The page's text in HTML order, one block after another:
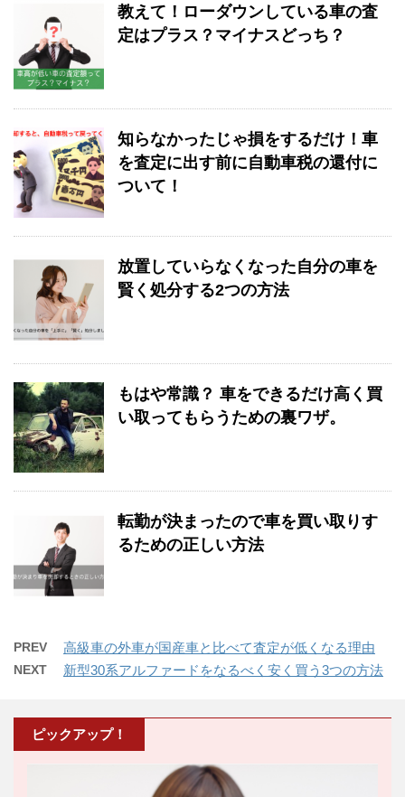
教えて！ローダウンしている車の査
定はプラス？マイナスどっち？
知らなかったじゃ損をするだけ！車
を査定に出す前に自動車税の還付に
ついて！
放置していらなくなった自分の車を
賢く処分する2つの方法
もはや常識？ 車をできるだけ高く買
い取ってもらうための裏ワザ。
転勤が決まったので車を買い取りす
るための正しい方法
PREV 高級車の外車が国産車と比べて査定が低くなる理由
NEXT 新型30系アルファードをなるべく安く買う3つの方法
ピックアップ！